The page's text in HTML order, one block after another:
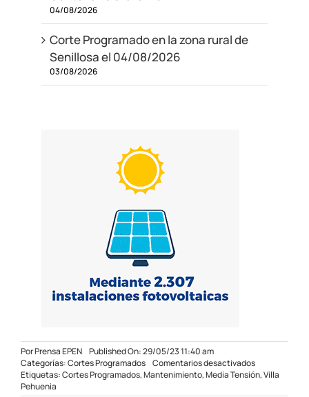
04/08/2026
Corte Programado en la zona rural de
Senillosa el 04/08/2026
03/08/2026
PorPrensa EPEN Published On: 29/05/23 11:40 am
Categorías:Cortes Programados Comentarios desactivadosen
Suspendidos
Etiquetas:Cortes Programados,Mantenimiento,Media Tensión,Villa
Pehuenia